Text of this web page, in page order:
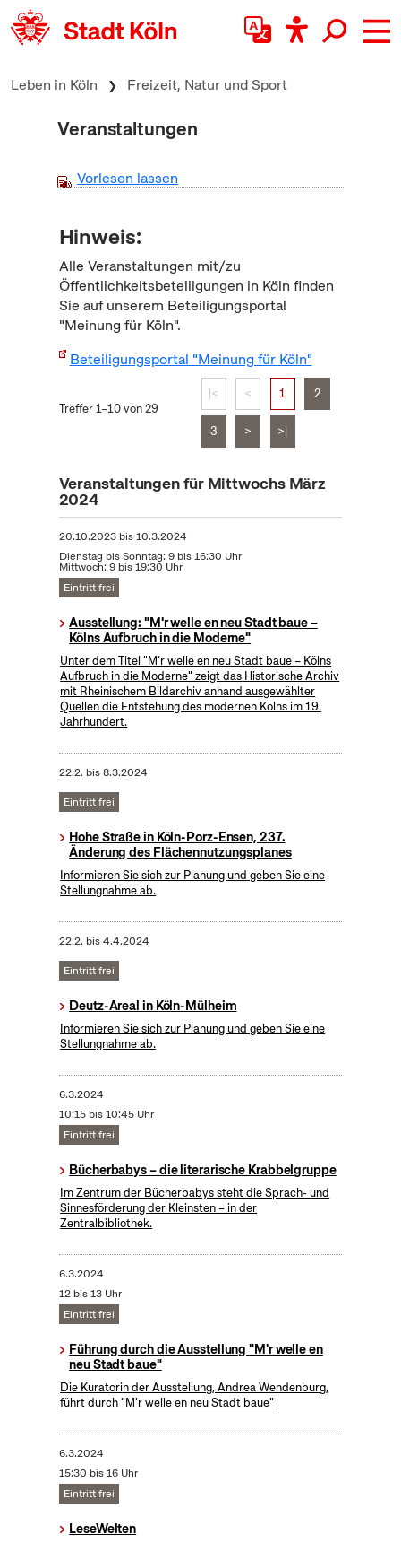
zum Inhalt springen
Leben in Köln Freizeit, Natur und Sport
Veranstaltungen
Vorlesen lassen
Hinweis:
Alle Veranstaltungen mit/zu
Öffentlichkeitsbeteiligungen in Köln finden
Sie auf unserem Beteiligungsportal
"Meinung für Köln".
Beteiligungsportal "Meinung für Köln"
Treffer 1–10 von 29
|< < 1 2
3 > >|
Veranstaltungen für Mittwochs März
2024
20.10.2023bis10.3.2024
Dienstag bis Sonntag: 9 bis 16:30 Uhr
Mittwoch: 9 bis 19:30 Uhr
Eintritt frei
Ausstellung: "M'r welle en neu Stadt baue –
Kölns Aufbruch in die Moderne"
Unter dem Titel "M’r welle en neu Stadt baue – Kölns
Aufbruch in die Moderne" zeigt das Historische Archiv
mit Rheinischem Bildarchiv anhand ausgewählter
Quellen die Entstehung des modernen Kölns im 19.
Jahrhundert.
22.2. bis8.3.2024
Eintritt frei
Hohe Straße in Köln-Porz-Ensen, 237.
Änderung des Flächennutzungsplanes
Informieren Sie sich zur Planung und geben Sie eine
Stellungnahme ab.
22.2. bis4.4.2024
Eintritt frei
Deutz-Areal in Köln-Mülheim
Informieren Sie sich zur Planung und geben Sie eine
Stellungnahme ab.
6.3.2024
10:15 bis 10:45 Uhr
Eintritt frei
Bücherbabys – die literarische Krabbelgruppe
Im Zentrum der Bücherbabys steht die Sprach- und
Sinnesförderung der Kleinsten – in der
Zentralbibliothek.
6.3.2024
12 bis 13 Uhr
Eintritt frei
Führung durch die Ausstellung "M'r welle en
neu Stadt baue"
Die Kuratorin der Ausstellung, Andrea Wendenburg,
führt durch "M'r welle en neu Stadt baue"
6.3.2024
15:30 bis 16 Uhr
Eintritt frei
LeseWelten